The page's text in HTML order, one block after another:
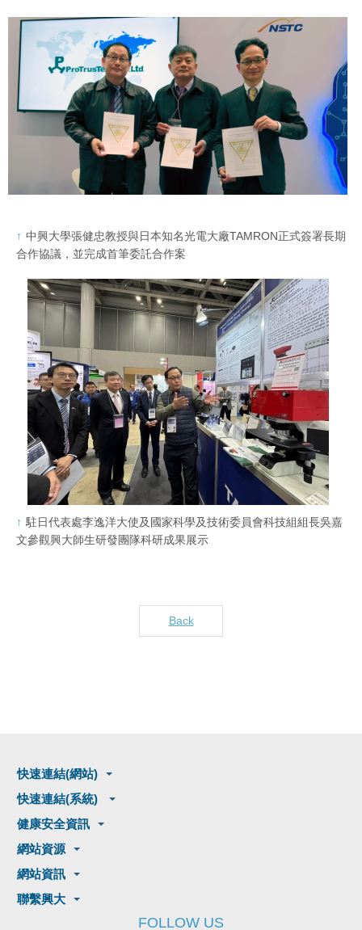
中興大學張健忠教授與日本知名光電大廠TAMRON正式簽署長期
合作協議，並完成首筆委託合作案
駐日代表處李逸洋大使及國家科學及技術委員會科技組組長吳嘉
文參觀興大師生研發團隊科研成果展示
Back
快速連結(網站)
快速連結(系統)
健康安全資訊
網站資源
網站資訊
聯繫興大
FOLLOW US